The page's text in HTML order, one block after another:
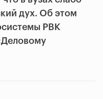
дух. Об этом
РВК